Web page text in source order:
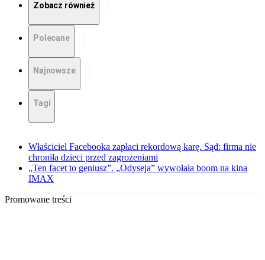
Zobacz również
Polecane
Najnowsze
Tagi
Właściciel Facebooka zapłaci rekordową karę. Sąd: firma nie
chroniła dzieci przed zagrożeniami
„Ten facet to geniusz”. „Odyseja” wywołała boom na kina
IMAX
Promowane treści